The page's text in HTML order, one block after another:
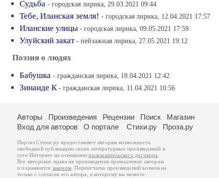
Судьба - городская лирика, 29.03.2021 09:44
Тебе, Иланская земля! - городская лирика, 12.04.2021 17:57
Иланские улицы - городская лирика, 09.05.2021 17:59
Улуйский закат - пейзажная лирика, 27.05.2021 19:12
Поэзия о людях
Бабушка - гражданская лирика, 18.04.2021 12:42
Зинаиде К - гражданская лирика, 11.04.2021 10:56
Авторы Произведения Рецензии Поиск
Магазин
Вход для авторов
О портале Стихи.ру Проза.ру
Портал Стихи.ру предоставляет авторам возможность
свободной публикации своих литературных произведений в
сети Интернет на основаниипользовательского договора.
Все авторские права на произведения принадлежат авторам
и охраняются законом. Перепечатка произведений возможна
только с согласия его автора, к которому вы можете